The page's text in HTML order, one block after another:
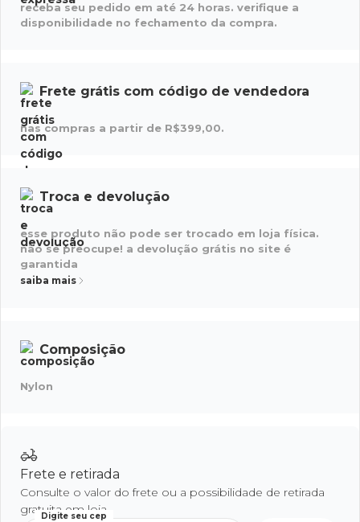
receba seu pedido em até 24 horas. verifique a
disponibilidade no fechamento da compra.
Frete grátis com código de vendedora
nas compras a partir de R$399,00.
Troca e devolução
esse produto não pode ser trocado em loja física.
não se preocupe! a devolução grátis no site é
garantida
saiba mais
Composição
Nylon
Frete e retirada
Consulte o valor do frete ou a possibilidade de retirada
gratuita em loja.
Digite seu cep